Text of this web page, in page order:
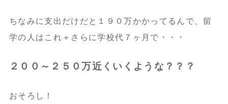
ちなみに支出だけだと１９０万かかってるんで、留
学の人はこれ＋さらに学校代７ヶ月で・・・
２００～２５０万近くいくような？？？
おそろし！